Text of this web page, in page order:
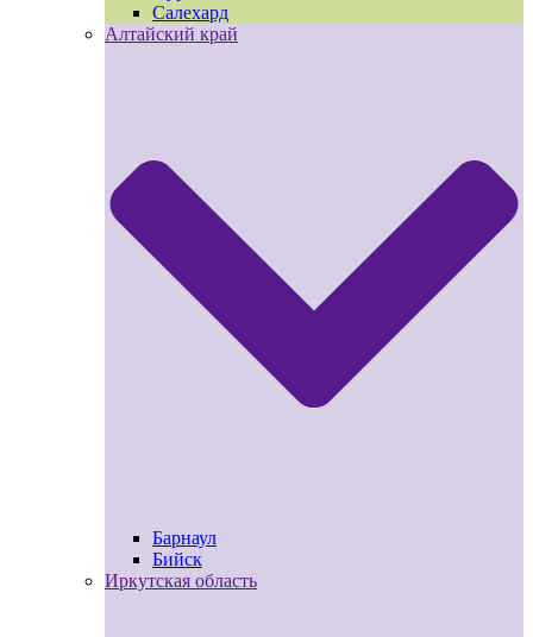
Салехард
Алтайский край
Барнаул
Бийск
Иркутская область